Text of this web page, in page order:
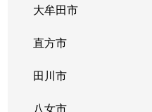
大牟田市
直方市
田川市
八女市